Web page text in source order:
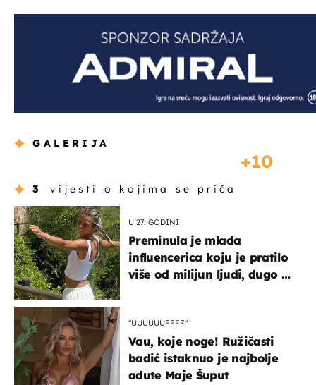
GALERIJA
10
3 vijesti o kojima se priča
U 27. GODINI
Preminula je mlada
influencerica koju je pratilo
više od milijun ljudi, dugo se
"UUUUUUFFFF"
Vau, koje noge! Ružičasti
badić istaknuo je najbolje
adute Maje Šuput